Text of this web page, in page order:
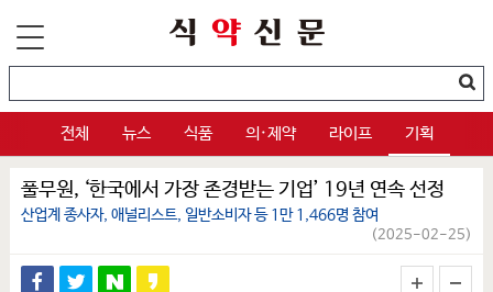
전체 뉴스 식품 의·제약 라이프 기획
풀무원, ‘한국에서 가장 존경받는 기업’ 19년 연속 선정
산업계 종사자, 애널리스트, 일반소비자 등 1만 1,466명 참여
(2025-02-25)